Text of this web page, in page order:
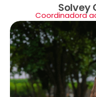
Solvey
Coordinadora